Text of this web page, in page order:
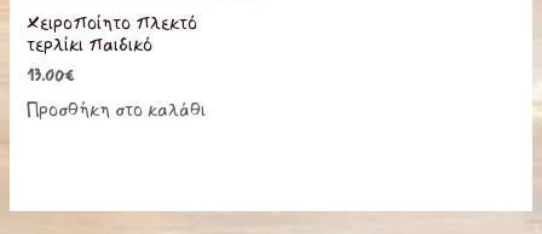
Χειροποίητο πλεκτό
τερλίκι παιδικό
13.00€
Προσθήκη στο καλάθι